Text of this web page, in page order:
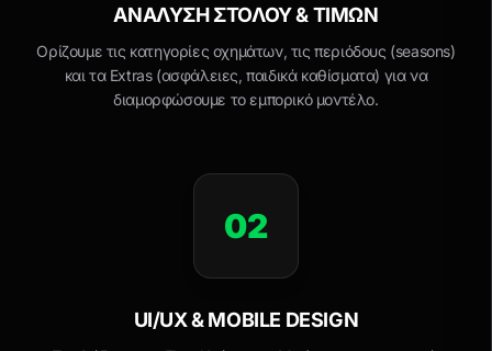
ΑΝΆΛΥΣΗ ΣΤΌΛΟΥ & ΤΙΜΏΝ
Ορίζουμε τις κατηγορίες οχημάτων, τις περιόδους (seasons)
και τα Extras (ασφάλειες, παιδικά καθίσματα) για να
διαμορφώσουμε το εμπορικό μοντέλο.
02
UI/UX & MOBILE DESIGN